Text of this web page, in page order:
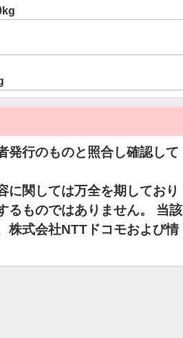
発行のものと照合し確認して
に関しては万全を期しており
るものではありません。 当該
株式会社NTTドコモおよび情